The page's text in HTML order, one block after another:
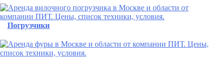
Погрузчики